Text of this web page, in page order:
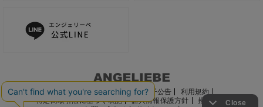
ご利用ガイド 会社概要 電子公告
利用規約
特定商取引法に基づく表記
個人情報保護方針
推奨環境